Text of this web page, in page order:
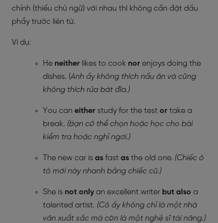
chỉnh (thiếu chủ ngữ) với nhau thì không cần đặt dấu
phẩy trước liên từ.
Ví dụ:
He neither likes to cook nor enjoys doing the
dishes. (Anh ấy không thích nấu ăn và cũng
không thích rửa bát đĩa.)
You can either study for the test or take a
break. (Bạn có thể chọn hoặc học cho bài
kiểm tra hoặc nghỉ ngơi.)
The new car is as fast as the old one. (Chiếc ô
tô mới này nhanh bằng chiếc cũ.)
She is not only an excellent writer but also a
talented artist. (Cô ấy không chỉ là một nhà
văn xuất sắc mà còn là một nghệ sĩ tài năng.)